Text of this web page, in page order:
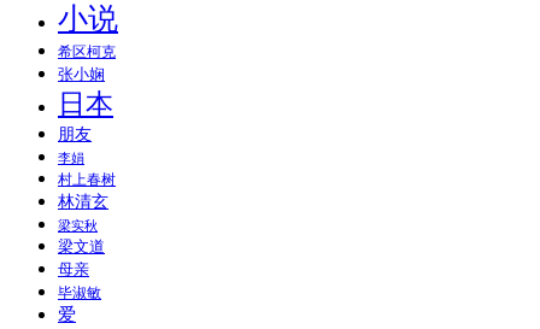
小说
希区柯克
张小娴
日本
朋友
李娟
村上春树
林清玄
梁实秋
梁文道
母亲
毕淑敏
爱